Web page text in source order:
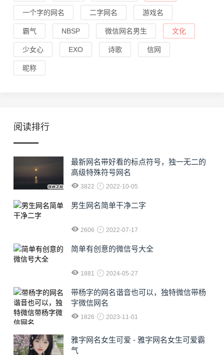
一个字的网名 二字网名 游戏名
霸气 NBSP 微信网名男生 文化
少女心 EXO 诗歌 信网
昵称
阅读排行
最新网名带好看的标点符号，独一无二的
高级特殊符号网名
3822 2022-10-05
男生网名简单干净二字
2606 2022-07-17
简单有创意的微信号大全
1881 2024-05-27
​带杨字的网名谐音也可以，独特微信带杨
字微信网名
1826 2023-11-01
雅字网名女生可爱 - 雅字网名女生可爱霸
气